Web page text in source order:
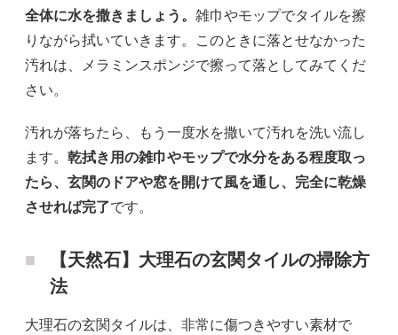
全体に水を撒きましょう。 雑巾やモップでタイルを擦
りながら拭いていきます。このときに落とせなかった
汚れは、メラミンスポンジで擦って落としてみてくだ
さい。
汚れが落ちたら、もう一度水を撒いて汚れを洗い流し
ます。 乾拭き用の雑巾やモップで水分をある程度取っ
たら、玄関のドアや窓を開けて風を通し、完全に乾燥
させれば完了です。
【天然石】大理石の玄関タイルの掃除方
法
大理石の玄関タイルは、非常に傷つきやすい素材で